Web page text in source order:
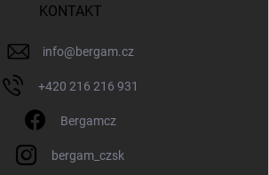
KONTAKT
info@bergam.cz
+420 216 216 931
Bergamcz
bergam_czsk